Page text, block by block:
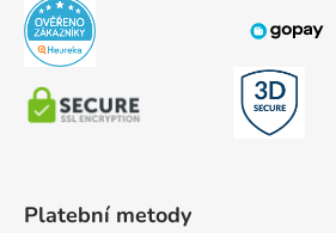
Platební metody